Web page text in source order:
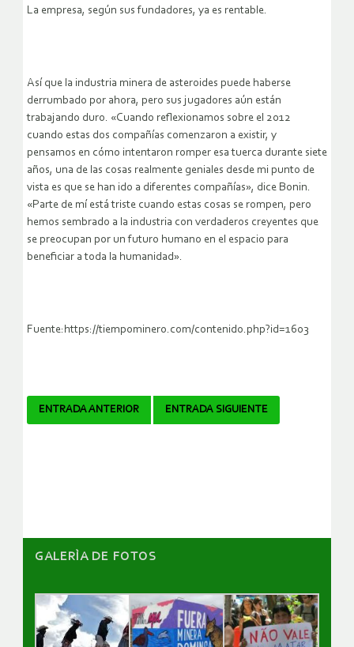
La empresa, según sus fundadores, ya es rentable.
Así que la industria minera de asteroides puede haberse
derrumbado por ahora, pero sus jugadores aún están
trabajando duro. «Cuando reflexionamos sobre el 2012
cuando estas dos compañías comenzaron a existir, y
pensamos en cómo intentaron romper esa tuerca durante siete
años, una de las cosas realmente geniales desde mi punto de
vista es que se han ido a diferentes compañías», dice Bonin.
«Parte de mí está triste cuando estas cosas se rompen, pero
hemos sembrado a la industria con verdaderos creyentes que
se preocupan por un futuro humano en el espacio para
beneficiar a toda la humanidad».
Fuente:https://tiempominero.com/contenido.php?id=1603
Navegador
ENTRADA ANTERIOR ENTRADA SIGUIENTE
GALERÌA DE FOTOS